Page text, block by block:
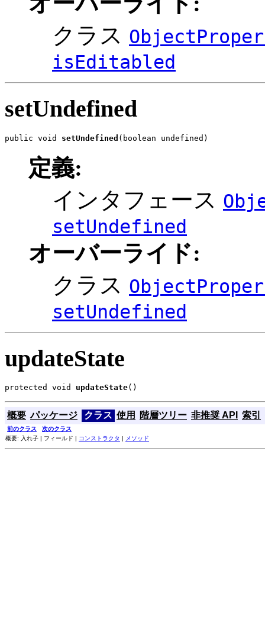
クラス
isEditabled
setUndefined
public void setUndefined (boolean undefined)
定義:
インタフェース
setUndefined
オーバーライド:
クラス
setUndefined
updateState
protected void updateState()
概要 パッケージ クラス 使用 階層ツリー 非推奨 API 索引
前のクラス
次のクラス
概要: 入れ子 | フィールド | コンストラクタ | メソッド